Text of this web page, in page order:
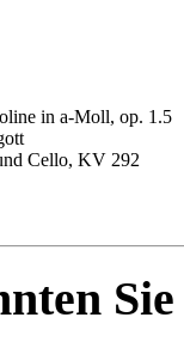
in a-Moll, op. 1.5
Cello, KV 292